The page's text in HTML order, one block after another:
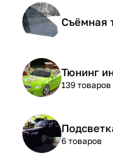
Съёмная
Тюнинг
139 товаров
6 товаров